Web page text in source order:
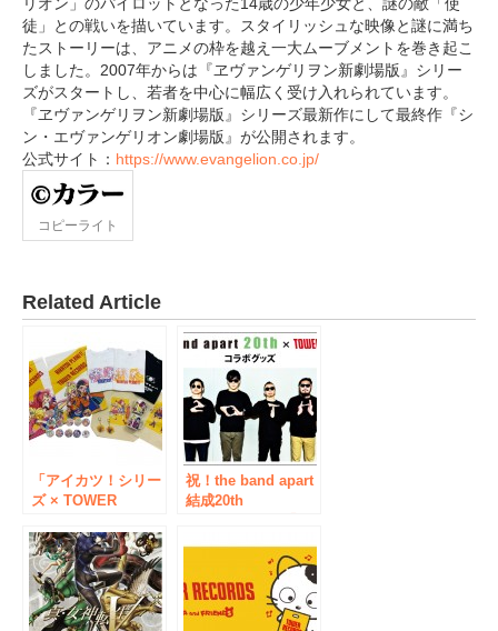
徒」との戦いを描いています。スタイリッシュな映像と謎に満ち
たストーリーは、アニメの枠を越え一大ムーブメントを巻き起こ
しました。2007年からは『ヱヴァンゲリヲン新劇場版』シリー
ズがスタートし、若者を中心に幅広く受け入れられています。
『ヱヴァンゲリヲン新劇場版』シリーズ最新作にして最終作『シ
ン・エヴァンゲリオン劇場版』が公開されます。
公式サイト： https://www.evangelion.co.jp/
コピーライト
Related Article
「アイカツ！シリー
ズ × TOWER
グッズを3/4発売！
最新作「アイカツプ
ラネット！」や「ア
イカツ！」のアイテ
ムが登場！
祝！the band apart
結成20th
band apart ×
RECORDS」キャン
ペーン開催決定!!